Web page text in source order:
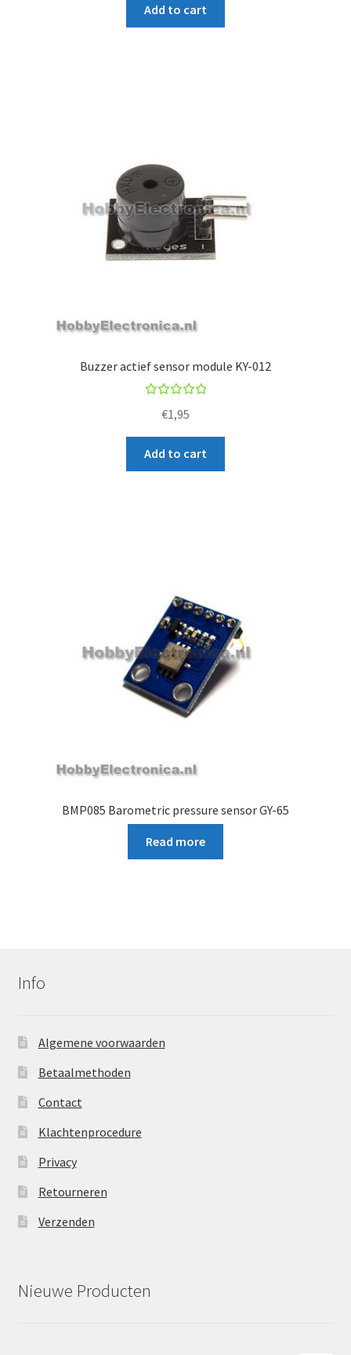
Add to cart
Buzzer actief sensor module KY-012
out
of 5
€1,95
Add to cart
BMP085 Barometric pressure sensor GY-65
Read more
Info
Algemene voorwaarden
Betaalmethoden
Contact
Klachtenprocedure
Privacy
Retourneren
Verzenden
Nieuwe Producten